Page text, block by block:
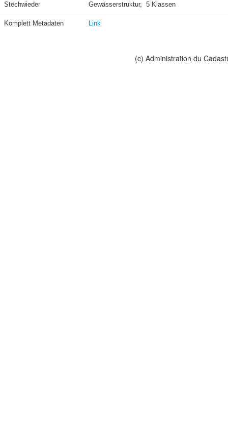
Stëchwieder Gewässerstruktur,  5 Klassen
Komplett Metadaten Link
(c) Administration du